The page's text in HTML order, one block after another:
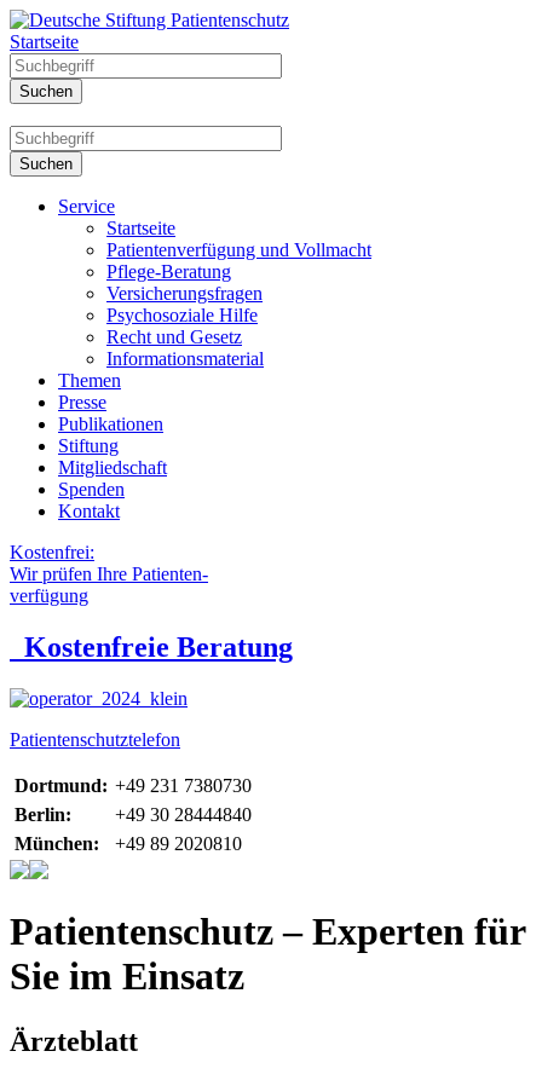
Startseite
Service
Startseite
Patientenverfügung und Vollmacht
Pflege-Beratung
Versicherungsfragen
Psychosoziale Hilfe
Recht und Gesetz
Informationsmaterial
Themen
Presse
Publikationen
Stiftung
Mitgliedschaft
Spenden
Kontakt
Kostenfrei:
Wir prüfen Ihre Patienten-
verfügung
Kostenfreie Beratung
Patientenschutztelefon
Dortmund: +49 231 7380730
Berlin:
+49 30 28444840
München:
+49 89 2020810
Patientenschutz – Experten für
Sie im Einsatz
Ärzteblatt